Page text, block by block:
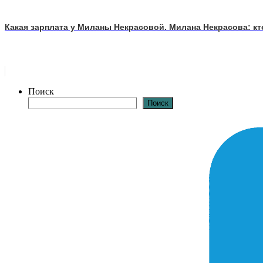
Какая зарплата у Миланы Некрасовой. Милана Некрасова:
Поиск
Поиск